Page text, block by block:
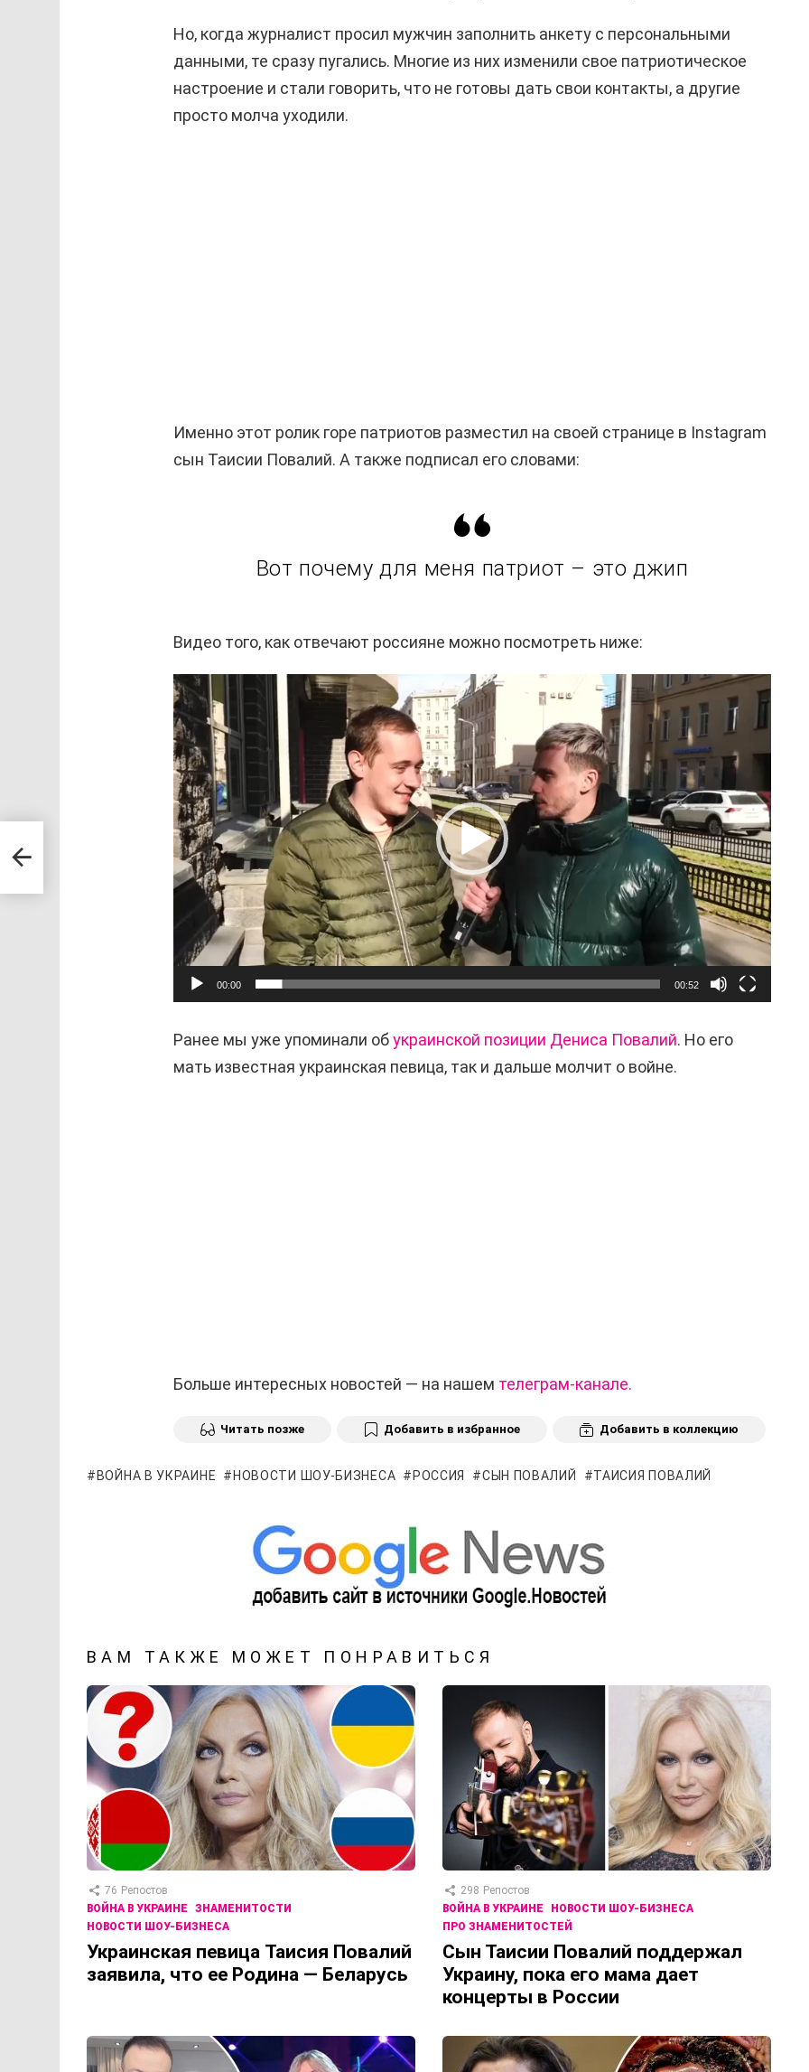
Но, когда журналист просил мужчин заполнить анкету с персональными
данными, те сразу пугались. Многие из них изменили свое патриотическое
настроение и стали говорить, что не готовы дать свои контакты, а другие
просто молча уходили.
Именно этот ролик горе патриотов разместил на своей странице в Instagram
сын Таисии Повалий. А также подписал его словами:
Вот почему для меня патриот – это джип
Видео того, как отвечают россияне можно посмотреть ниже:
В
и
д
е
о
п
л
е
00:00 00:52
Ранее мы уже упоминали обукраинской позиции Дениса Повалий. Но его
мать известная украинская певица, так и дальше молчит о войне.
Больше интересных новостей — на нашем телеграм-канале.
Читать позже Добавить в избранное Добавить в коллекцию
ВОЙНА В УКРАИНЕ НОВОСТИ ШОУ-БИЗНЕСА РОССИЯ СЫН ПОВАЛИЙ ТАИСИЯ ПОВАЛИЙ
ВАМ ТАКЖЕ МОЖЕТ ПОНРАВИТЬСЯ
76 Репостов
ВОЙНА В УКРАИНЕ
ЗНАМЕНИТОСТИ
НОВОСТИ ШОУ-БИЗНЕСА
Украинская певица Таисия Повалий
заявила, что ее Родина — Беларусь
298 Репостов
ВОЙНА В УКРАИНЕ
НОВОСТИ ШОУ-БИЗНЕСА
ПРО ЗНАМЕНИТОСТЕЙ
Сын Таисии Повалий поддержал
Украину, пока его мама дает
концерты в России